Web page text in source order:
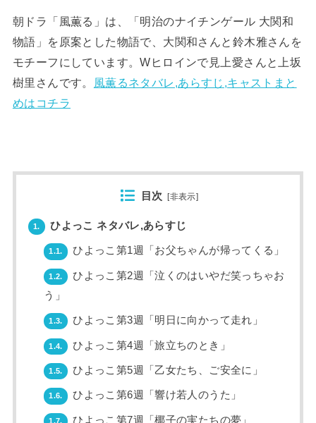
朝ドラ「風薫る」は、「明治のナイチンゲール 大関和
物語」を原案とした物語で、大関和さんと鈴木雅さんを
モチーフにしています。Wヒロインで見上愛さんと上坂
樹里さんです。
風薫るネタバレ,あらすじ,キャストまと
めはコチラ
目次 [非表示]
1. ひよっこ ネタバレ,あらすじ
1.1. ひよっこ第1週「お父ちゃんが帰ってくる」
1.2.
ひよっこ第2週「泣くのはいやだ笑っちゃお
う」
1.3. ひよっこ第3週「明日に向かって走れ」
1.4. ひよっこ第4週「旅立ちのとき」
1.5. ひよっこ第5週「乙女たち、ご安全に」
1.6. ひよっこ第6週「響け若人のうた」
1.7. ひよっこ第7週「椰子の実たちの夢」